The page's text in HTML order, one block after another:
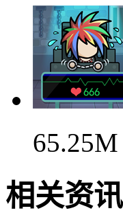
65.25M
相关资讯